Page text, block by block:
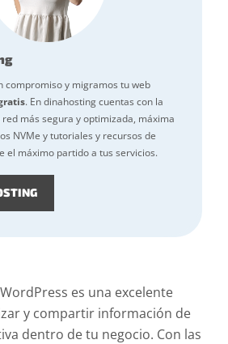
compromiso y migramos tu web
. En dinahosting cuentas con la
más segura y optimizada, máxima
NVMe y tutoriales y recursos de
el máximo partido a tus servicios.
es una excelente
y compartir información de
dentro de tu negocio. Con las